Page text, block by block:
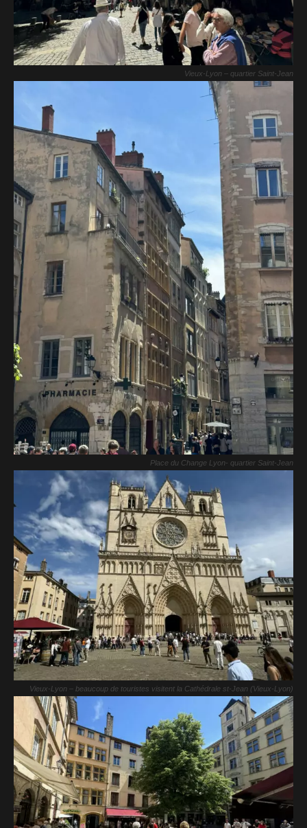
Vieux-Lyon – quartier Saint-Jean
Place du Change Lyon- quartier Saint-Jean
Vieux-Lyon – beaucoup de touristes visitent la Cathédrale st-Jean (Vieux-Lyon)